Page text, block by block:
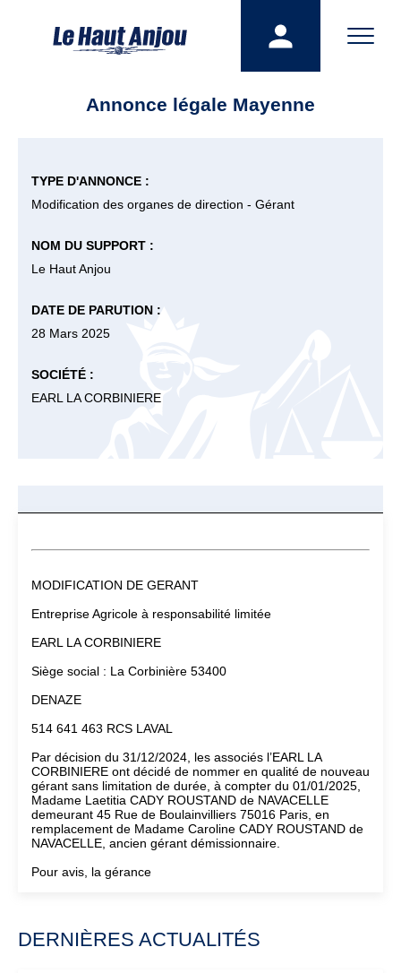
Annonce légale Mayenne
TYPE D'ANNONCE :
Modification des organes de direction - Gérant
NOM DU SUPPORT :
Le Haut Anjou
DATE DE PARUTION :
28 Mars 2025
SOCIÉTÉ :
EARL LA CORBINIERE
MODIFICATION DE GERANT
Entreprise Agricole à responsabilité limitée
EARL LA CORBINIERE
Siège social : La Corbinière 53400
DENAZE
514 641 463 RCS LAVAL
Par décision du 31/12/2024, les associés l’EARL LA
CORBINIERE ont décidé de nommer en qualité de nouveau
gérant sans limitation de durée, à compter du 01/01/2025,
Madame Laetitia CADY ROUSTAND de NAVACELLE
demeurant 45 Rue de Boulainvilliers 75016 Paris, en
remplacement de Madame Caroline CADY ROUSTAND de
NAVACELLE, ancien gérant démissionnaire.
Pour avis, la gérance
DERNIÈRES ACTUALITÉS